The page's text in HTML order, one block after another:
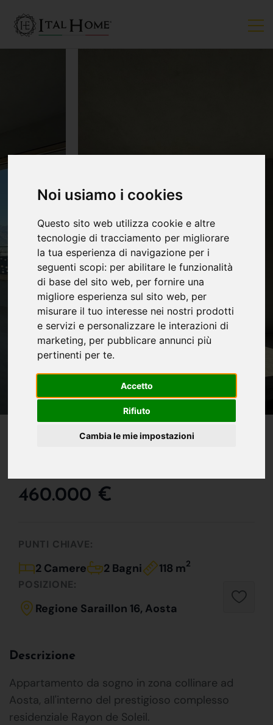
Noi usiamo i cookies
Questo sito web utilizza cookie e altre
tecnologie di tracciamento per migliorare
la tua esperienza di navigazione per i
seguenti scopi: per abilitare le funzionalità
di base del sito web, per fornire una
migliore esperienza sul sito web, per
misurare il tuo interesse nei nostri prodotti
e servizi e personalizzare le interazioni di
marketing, per pubblicare annunci più
pertinenti per te.
Accetto
Rifiuto
Cambia le mie impostazioni
IN VENDITA
Appartamento In Vendita
460.000 €
PUNTI CHIAVE:
2 Camere 2 Bagni 118 m2
POSIZIONE:
Regione Saraillon 16, Aosta
Descrizione
Appartamento da sogno in zona collinare ad
Aosta, all'interno del prestigioso complesso
residenziale Rayon de Soleil.